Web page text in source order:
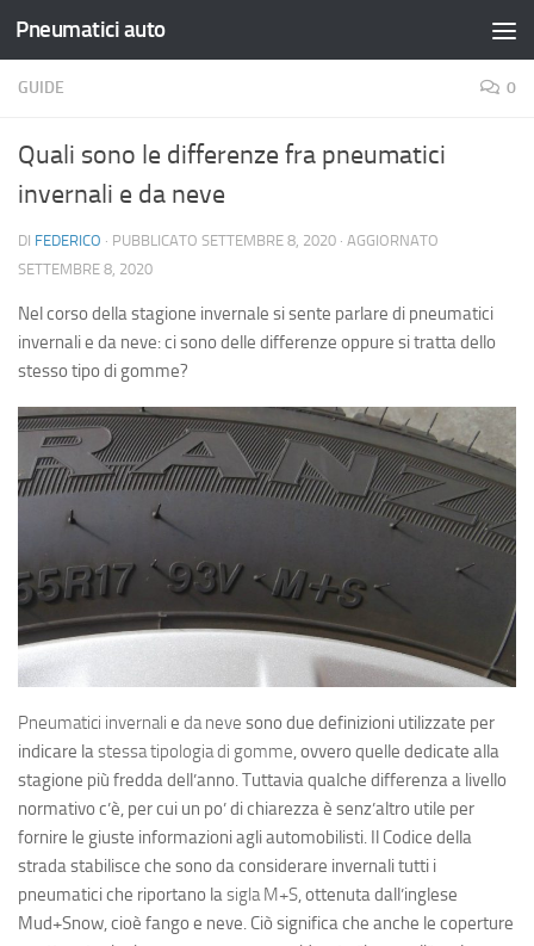
Salta al contenuto
Pneumatici auto
GUIDE 0
Quali sono le differenze fra pneumatici
invernali e da neve
DI FEDERICO · PUBBLICATO SETTEMBRE 8, 2020 · AGGIORNATO
SETTEMBRE 8, 2020
Nel corso della stagione invernale si sente parlare di pneumatici
invernali e da neve: ci sono delle differenze oppure si tratta dello
stesso tipo di gomme?
Pneumatici invernali e da neve sono due definizioni utilizzate per
indicare lastessa tipologia di gomme, ovvero quelle dedicate alla
stagione più fredda dell’anno. Tuttavia qualche differenza a livello
normativo c’è, per cui un po’ di chiarezza è senz’altro utile per
fornire le giuste informazioni agli automobilisti. Il Codice della
strada stabilisce che sono da considerare invernali tutti i
pneumatici che riportano lasigla M+S, ottenuta dall’inglese
Mud+Snow, cioè fango e neve. Ciò significa che anche le coperture